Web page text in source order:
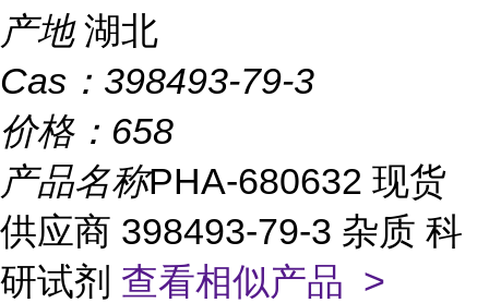
产地 湖北
Cas： 398493-79-3
价格： 658
产品名称PHA-680632 现货
供应商 398493-79-3 杂质 科
研试剂 查看相似产品 >